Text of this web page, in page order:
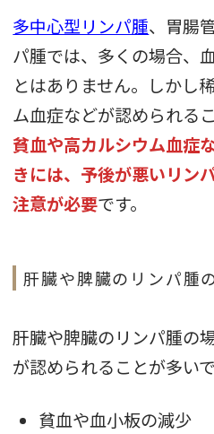
多中心型リンパ腫、胃腸
パ腫では、多くの場合、
とはありません。しかし
ム血症などが認められる
貧血や高カルシウム血症
きには、予後が悪いリン
注意が必要です。
肝臓や脾臓のリンパ腫
肝臓や脾臓のリンパ腫の
が認められることが多いで
貧血や血小板の減少